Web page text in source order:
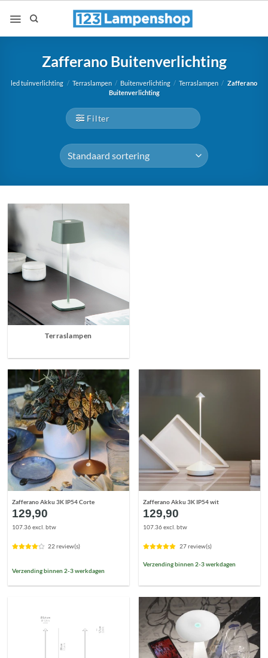
naar
Zafferano Buitenverlichting
led tuinverlichting / Terraslampen / Buitenverlichting / Terraslampen / Zafferano
Buitenverlichting
Filter
Terraslampen
Zafferano Akku 3K IP54 Corte
129,90
107.36 excl. btw
22 review(s)
Verzending binnen 2-3 werkdagen
Zafferano Akku 3K IP54 wit
129,90
107.36 excl. btw
27 review(s)
Verzending binnen 2-3 werkdagen